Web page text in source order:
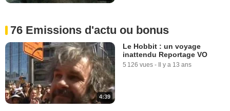
76 Emissions d'actu ou bonus
4:39
Le Hobbit : un voyage
inattendu Reportage VO
5 126 vues - Il y a 13 ans